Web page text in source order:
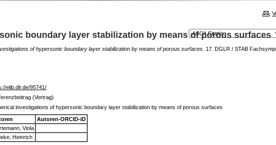
boundary layer stabilization by means of porous surfaces
of hypersonic boundary layer stabilization by means of porous surfaces. 17. DGLR / STAB
elib.dlr.de/95741/
(Vortrag)
investigations of hypersonic boundary layer stabilization by means of porous surfaces
Autoren-ORCID-iD
Viola
Heinrich